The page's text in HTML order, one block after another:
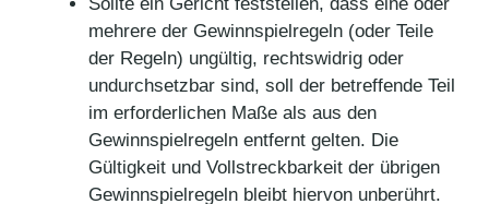
mehrere der Gewinnspielregeln (oder Teile
der Regeln) ungültig, rechtswidrig oder
undurchsetzbar sind, soll der betreffende Teil
im erforderlichen Maße als aus den
Gewinnspielregeln entfernt gelten. Die
Gültigkeit und Vollstreckbarkeit der übrigen
Gewinnspielregeln bleibt hiervon unberührt.